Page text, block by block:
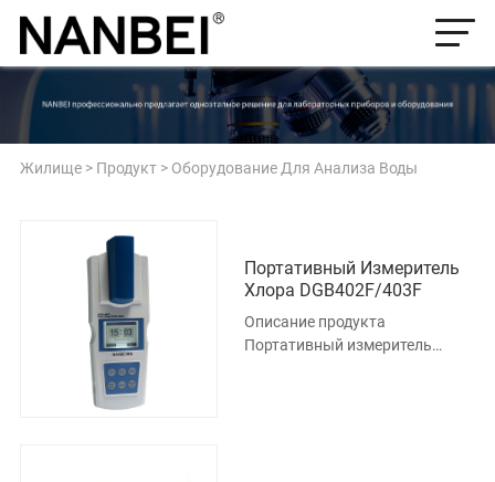
Жилище> Продукт> Оборудование Для Анализа Воды
Портативный Измеритель
Хлора DGB402F/403F
Описание продукта
Портативный измеритель